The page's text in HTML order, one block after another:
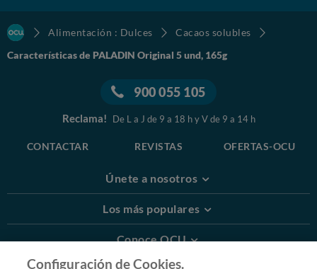
Alimentación : Dulces
Cacaos solubles
Características de PALADIN Original 5 und, 165g
900 055 105
Reclama! De L a J de 9 a 18 h y V de 9 a 14 h
CONTACTAR REVISTAS OFERTAS-OCU
Únete a nosotros
Los más populares
Conoce OCU
Configuración de Cookies.